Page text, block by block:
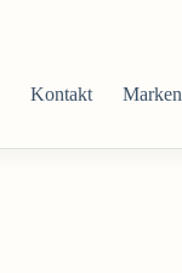
Kontakt Marken